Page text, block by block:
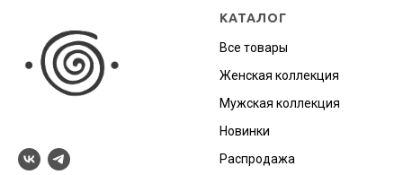
КАТАЛОГ
Все товары
Женская коллекция
Мужская коллекция
Новинки
Распродажа